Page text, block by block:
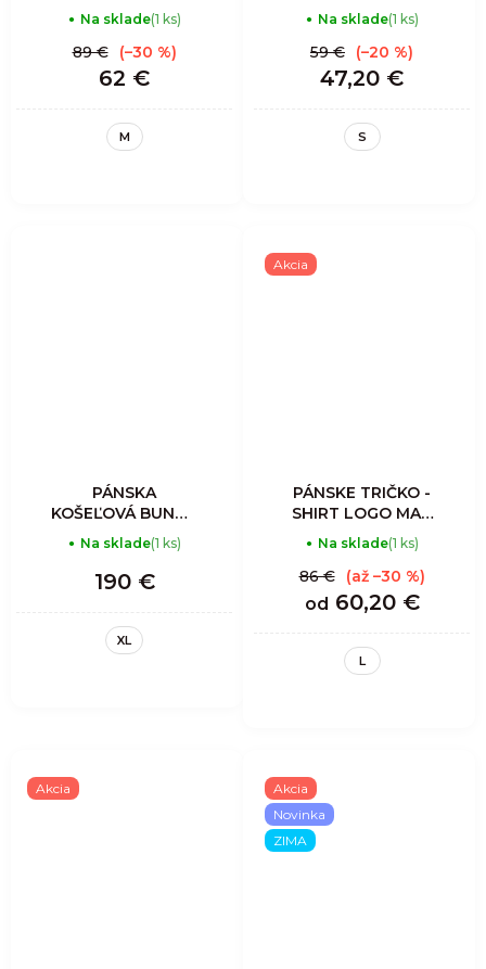
Na sklade(1 ks)
62 €
89 € (–30 %)
M
Na sklade(1 ks)
47,20 €
59 € (–20 %)
S
PÁNSKA
KOŠEĽOVÁ BUNDA
- AVISTA
MOUNTAIN
CLIMBERS
OVERSHIRT MAN
Na sklade(1 ks)
190 €
XL
Akcia
PÁNSKE TRIČKO -
SHIRT LOGO MAN
- BRICK
Na sklade(1 ks)
od 60,20 €
86 € (až –30 %)
L
Akcia
Akcia
Novinka
ZIMA